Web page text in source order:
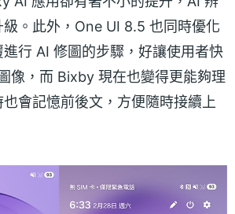
。此外，One UI 8.5 也同時優化
行 AI 修圖的步驟，好讓使用者快
像，而 Bixby 現在也變得更能夠理
會記憶前後文，方便隨時接續上